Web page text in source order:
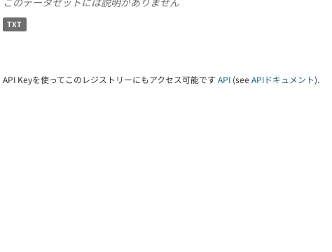
TXT
API Keyを使ってこのレジストリーにもアクセス可能です API (see APIドキュメント).